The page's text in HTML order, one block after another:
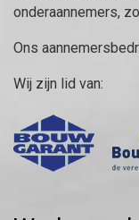
onderaannemers,
Ons
Wij zijn lid van: